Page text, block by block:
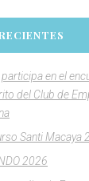
en el
del Club de
Santi Macaya
2026